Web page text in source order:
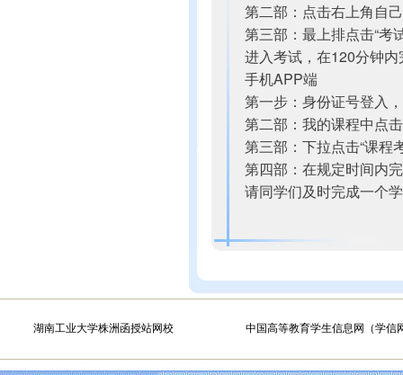
第二部：点击右上角自
第三部：最上排点击“考
进入考试，在120分钟
手机APP端
第一步：身份证号登入
第二部：我的课程中点
第三部：下拉点击“课程
第四部：在规定时间内
请同学们及时完成一个
湖南工业大学株洲函授站网校 中国高等教育学生信息网（学信